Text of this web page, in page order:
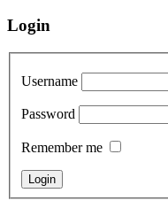
Login
Username
Password
Remember me